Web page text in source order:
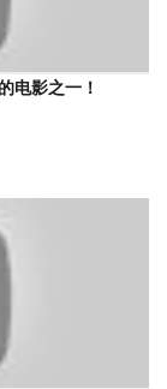
电影之一！